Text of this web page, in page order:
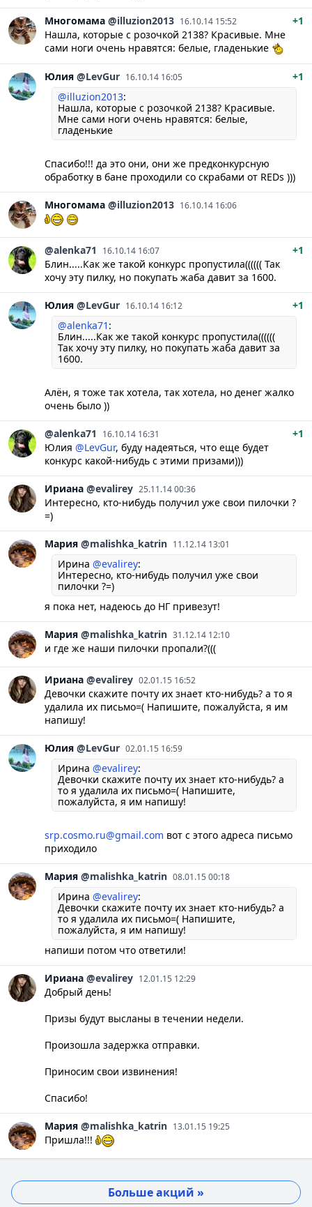
Многомама @illuzion2013 16.10.14 15:52
+1
Нашла, которые с розочкой 2138? Красивые. Мне
сами ноги очень нравятся: белые, гладенькие
Юлия @LevGur 16.10.14 16:05
+1
@illuzion2013:
Нашла, которые с розочкой 2138? Красивые.
Мне сами ноги очень нравятся: белые,
гладенькие
Спасибо!!! да это они, они же предконкурсную
обработку в бане проходили со скрабами от REDs )))
Многомама @illuzion2013 16.10.14 16:06
@alenka71 16.10.14 16:07
+1
Блин.....Как же такой конкурс пропустила(((((( Так
хочу эту пилку, но покупать жаба давит за 1600.
Юлия @LevGur 16.10.14 16:12
+1
@alenka71 :
Блин.....Как же такой конкурс пропустила((((((
Так хочу эту пилку, но покупать жаба давит за
1600.
Алён, я тоже так хотела, так хотела, но денег жалко
очень было ))
@alenka71 16.10.14 16:31
+1
Юлия @LevGur, буду надеяться, что еще будет
конкурс какой-нибудь с этими призами)))
Ириана @evalirey 25.11.14 00:36
Интересно, кто-нибудь получил уже свои пилочки ?
=)
Мария @malishka_katrin 11.12.14 13:01
Ирина @evalirey:
Интересно, кто-нибудь получил уже свои
пилочки ?=)
я пока нет, надеюсь до НГ привезут!
Мария @malishka_katrin 31.12.14 12:10
и где же наши пилочки пропали?(((
Ириана @evalirey 02.01.15 16:52
Девочки скажите почту их знает кто-нибудь? а то я
удалила их письмо=( Напишите, пожалуйста, я им
напишу!
Юлия @LevGur 02.01.15 16:59
Ирина @evalirey:
Девочки скажите почту их знает кто-нибудь? а
то я удалила их письмо=( Напишите,
пожалуйста, я им напишу!
srp.cosmo.ru@gmail.com вот с этого адреса письмо
приходило
Мария @malishka_katrin 08.01.15 00:18
Ирина @evalirey:
Девочки скажите почту их знает кто-нибудь? а
то я удалила их письмо=( Напишите,
пожалуйста, я им напишу!
напиши потом что ответили!
Ириана @evalirey 12.01.15 12:29
Добрый день!
Призы будут высланы в течении недели.
Произошла задержка отправки.
Приносим свои извинения!
Спасибо!
Мария @malishka_katrin 13.01.15 19:25
Пришла!!!
Больше акций »